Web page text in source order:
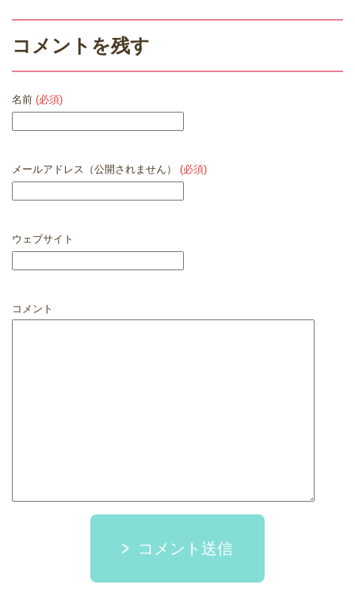
コメントを残す
名前 (必須)
メールアドレス（公開されません） (必須)
ウェブサイト
コメント
コメント送信